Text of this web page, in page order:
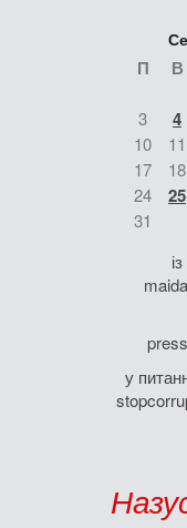
П В
3 4
10
11
17
18
24
25
31
у